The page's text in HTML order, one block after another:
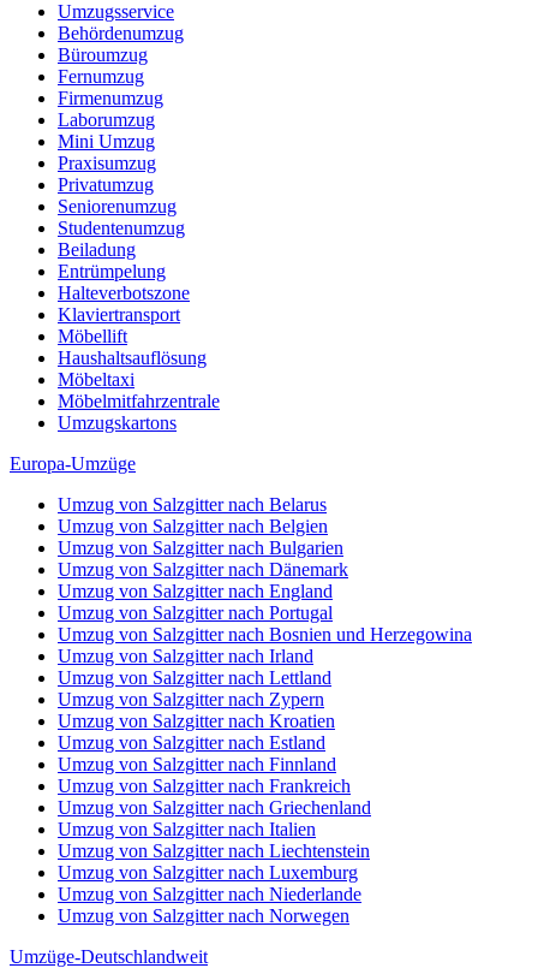
Umzugsservice
Behördenumzug
Büroumzug
Fernumzug
Firmenumzug
Laborumzug
Mini Umzug
Praxisumzug
Privatumzug
Seniorenumzug
Studentenumzug
Beiladung
Entrümpelung
Halteverbotszone
Klaviertransport
Möbellift
Haushaltsauflösung
Möbeltaxi
Möbelmitfahrzentrale
Umzugskartons
Europa-Umzüge
Umzug von Salzgitter nach Belarus
Umzug von Salzgitter nach Belgien
Umzug von Salzgitter nach Bulgarien
Umzug von Salzgitter nach Dänemark
Umzug von Salzgitter nach England
Umzug von Salzgitter nach Portugal
Umzug von Salzgitter nach Bosnien und Herzegowina
Umzug von Salzgitter nach Irland
Umzug von Salzgitter nach Lettland
Umzug von Salzgitter nach Zypern
Umzug von Salzgitter nach Kroatien
Umzug von Salzgitter nach Estland
Umzug von Salzgitter nach Finnland
Umzug von Salzgitter nach Frankreich
Umzug von Salzgitter nach Griechenland
Umzug von Salzgitter nach Italien
Umzug von Salzgitter nach Liechtenstein
Umzug von Salzgitter nach Luxemburg
Umzug von Salzgitter nach Niederlande
Umzug von Salzgitter nach Norwegen
Umzüge-Deutschlandweit